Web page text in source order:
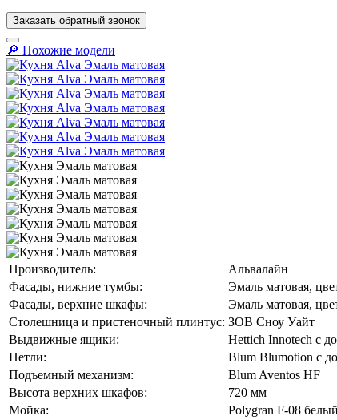
Заказать обратный звонок
🔎︎ Похожие модели
Производитель:
Альвалайн
Фасады, нижние тумбы:
Эмаль матовая,
Фасады, верхние шкафы:
Эмаль матовая,
Столешница и пристеночный плинтус: ЗОВ Сноу Уайт
Выдвижные ящики:
Hettich Innotech с
Петли:
Blum Blumotion с
Подъемный механизм:
Blum Aventos HF
Высота верхних шкафов:
720 мм
Мойка:
Polygran F-08 белый